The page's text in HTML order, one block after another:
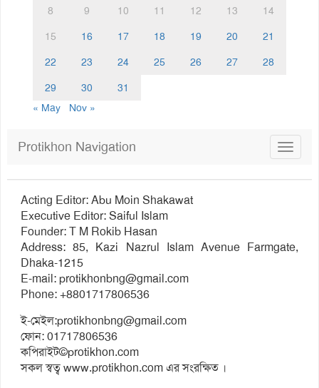
8
9 10 11 12 13
14
15
16 17 18 19 20
21
22
23 24 25 26 27
28
29
30
31
« May
Nov »
Toggle
Protikhon Navigation
Acting Editor: Abu Moin Shakawat
Executive Editor: Saiful Islam
Founder: T M Rokib Hasan
Address: 85, Kazi Nazrul Islam Avenue Farmgate,
Dhaka-1215
E-mail:protikhonbng@gmail.com
Phone: +8801717806536
ই-মেইল:protikhonbng@gmail.com
ফোন: 01717806536
কপিরাইট©protikhon.com
সকল স্বত্ব www.protikhon.com এর সংরক্ষিত ।